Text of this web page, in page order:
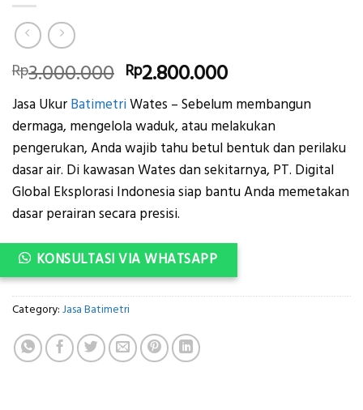
Rp3.000.000 Original
price
was:
Rp3.000.000.
Rp2.800.000Current
price
is:
Rp2.800.000.
Jasa Ukur BatimetriWates – Sebelum membangun
dermaga, mengelola waduk, atau melakukan
pengerukan, Anda wajib tahu betul bentuk dan perilaku
dasar air. Di kawasan Wates dan sekitarnya, PT. Digital
Global Eksplorasi Indonesia siap bantu Anda memetakan
dasar perairan secara presisi.
KONSULTASI VIA WHATSAPP
Category: Jasa Batimetri